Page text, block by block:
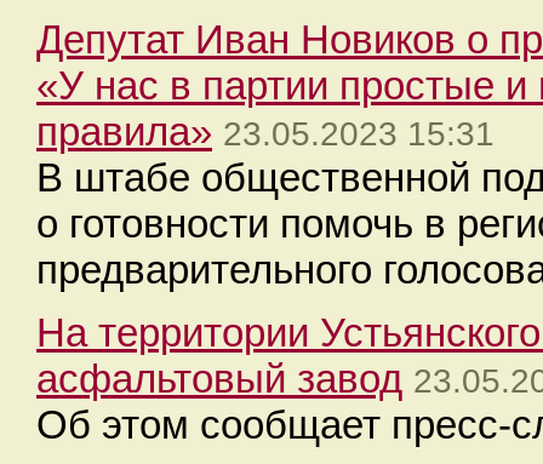
Депутат Иван Новиков о
«У нас в партии простые и
правила» 23.05.2023 15:31
В штабе общественной
о готовности помочь в
предварительного
На территории
асфальтовый завод
Об этом сообщает пресс-